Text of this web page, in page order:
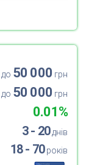
до 50 000 грн
до 50 000 грн
0.01%
3 - 20днів
18 - 70років